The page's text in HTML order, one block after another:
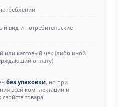
вид и потребительские
или кассовый чек (либо иной
оплату)
без упаковки, но при
всей комплектации и
товара.